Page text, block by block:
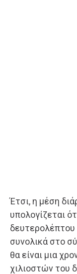
Έτσι, η μέση
υπολογίζεται
δευτερολέπτου
συνολικά στο
θα είναι μια
χιλιοστών του